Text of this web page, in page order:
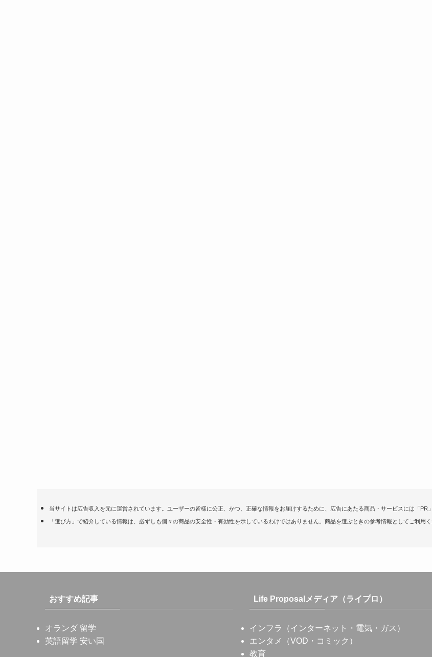
当サイトは広告収入を元に運営されています。ユーザーの皆様に公正、かつ、正確な情報をお届けするために、広告にあたる商品・サービスには「PR
「選び方」で紹介している情報は、必ずしも個々の商品の安全性・有効性を示しているわけではありません。商品を選ぶときの参考情報としてご利用く
おすすめ記事
オランダ 留学
英語留学 安い国
Life Proposalメディア（ライプロ）
インフラ（インターネット・電気・ガス）
エンタメ（VOD・コミック）
教育